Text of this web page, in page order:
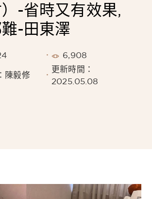
）-省時又有效果,
-田東澤
6,908
陳毅修
更新時間：
2025.05.08